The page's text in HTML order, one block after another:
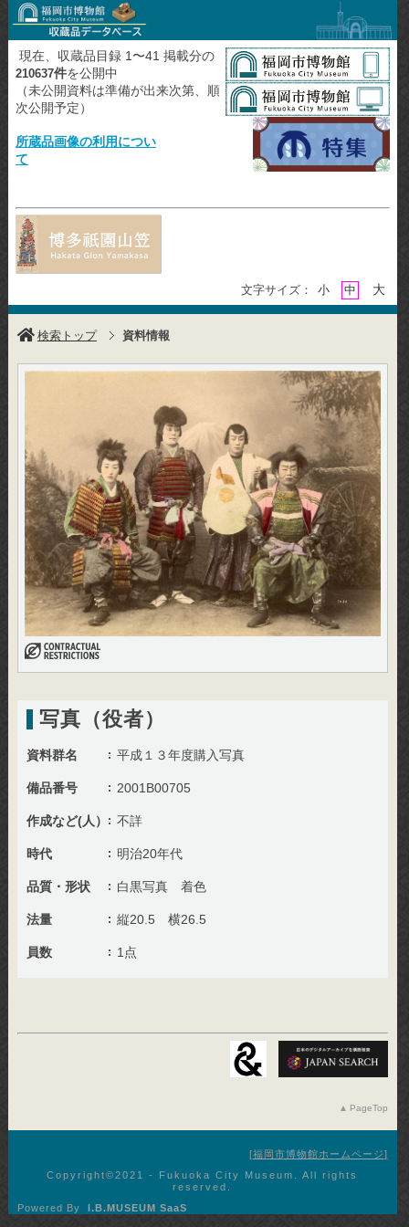
現在、収蔵品目録 1〜41 掲載分の
210637件を公開中
（未公開資料は準備が出来次第、順
次公開予定）
所蔵品画像の利用につい
て
文字サイズ： 小 中 大
検索トップ 資料情報
写真（役者）
資料群名 平成１３年度購入写真
備品番号 2001B00705
作成など(人） 不詳
時代 明治20年代
品質・形状 白黒写真 着色
法量 縦20.5 横26.5
員数 1点
PageTop
福岡市博物館ホームページ
Copyright©︎2021 - Fukuoka City Museum. All rights
reserved.
Powered By
I.B.MUSEUM SaaS